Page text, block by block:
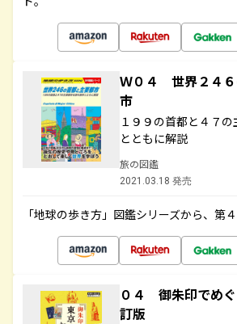
Ｗ０４ 世界２４
市
１９９の首都と４７
とともに解説
旅の図鑑
2021.03.18 発売
「地球の歩き方」図鑑シリーズから、第
０４ 御朱印でめ
訂版